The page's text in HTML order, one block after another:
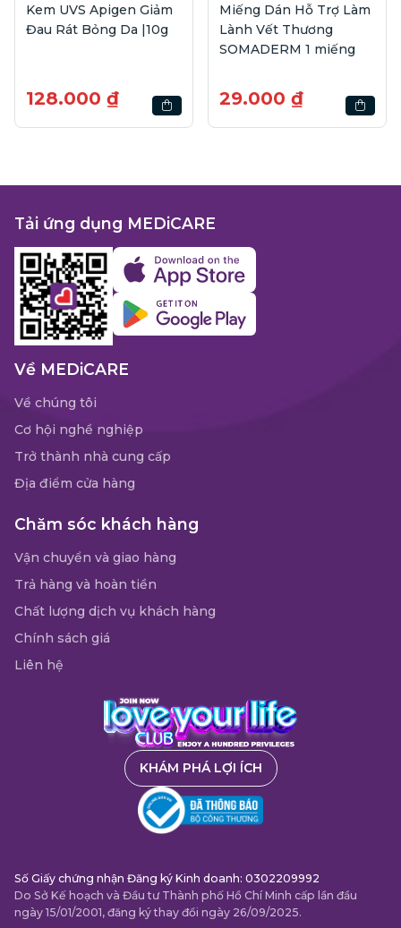
Kem UVS Apigen Giảm
Đau Rát Bỏng Da |10g
128.000 ₫
Miếng Dán Hỗ Trợ Làm
Lành Vết Thương
SOMADERM 1 miếng
29.000 ₫
Tải ứng dụng MEDiCARE
Về MEDiCARE
Về chúng tôi
Cơ hội nghề nghiệp
Trở thành nhà cung cấp
Địa điểm cửa hàng
Chăm sóc khách hàng
Vận chuyển và giao hàng
Trả hàng và hoàn tiền
Chất lượng dịch vụ khách hàng
Chính sách giá
Liên hệ
KHÁM PHÁ LỢI ÍCH
Số Giấy chứng nhận Đăng ký Kinh doanh: 0302209992
Do Sở Kế hoạch và Đầu tư Thành phố Hồ Chí Minh cấp lần đầu
ngày 15/01/2001, đăng ký thay đổi ngày 26/09/2025.